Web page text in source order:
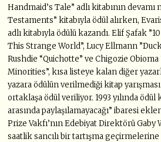
Handmaid’s Tale” adlı kitabının
Testaments” kitabıyla ödül alırken,
adlı kitabıyla ödülü kazandı. Elif Şafak
This Strange World”, Lucy Ellmann
Rushdie “Quichotte” ve Chigozie
Minorities”, kısa listeye kalan diğer
yazara ödülün verilmediği kitap
ortaklaşa ödül veriliyor. 1993 yılında
arasında paylaşılamayacağı” ibaresi
Prize Vakfı’nın Edebiyat Direktörü Gaby
saatlik sancılı bir tartışma